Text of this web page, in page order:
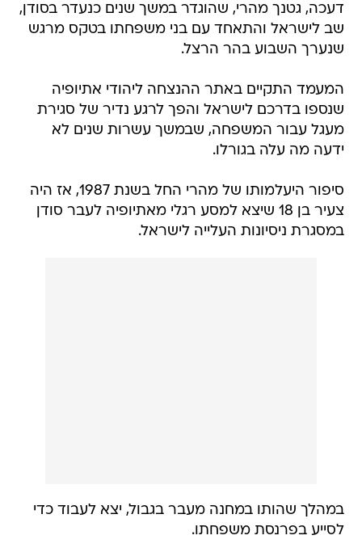
דעכה, גטנך מהרי, שהוגדר במשך שנים כנעדר בסודן,
שב לישראל והתאחד עם בני משפחתו בטקס מרגש
שנערך השבוע בהר הרצל.
המעמד התקיים באתר ההנצחה ליהודי אתיופיה
שנספו בדרכם לישראל והפך לרגע נדיר של סגירת
מעגל עבור המשפחה, שבמשך עשרות שנים לא
ידעה מה עלה בגורלו.
סיפור היעלמותו של מהרי החל בשנת 1987, אז היה
צעיר בן 18 שיצא למסע רגלי מאתיופיה לעבר סודן
במסגרת ניסיונות העלייה לישראל.
במהלך שהותו במחנה מעבר בגבול, יצא לעבוד כדי
לסייע בפרנסת משפחתו.